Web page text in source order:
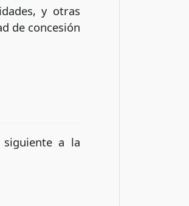
y otras
de concesión
a la